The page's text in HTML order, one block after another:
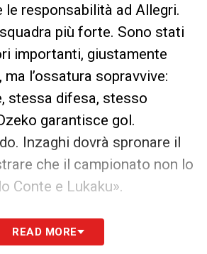
responsabilità ad Allegri.
più forte. Sono stati
importanti, giustamente
l’ossatura sopravvive:
stessa difesa, stesso
garantisce gol.
Inzaghi dovrà spronare il
che il campionato non lo
Conte e Lukaku».
«Mi aspetto una battaglia
che ha fatto un buon
READ MORE